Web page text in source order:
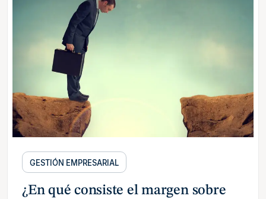
GESTIÓN EMPRESARIAL
¿En qué consiste el margen sobre